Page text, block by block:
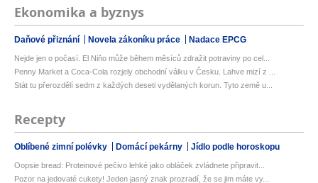
Ekonomika a byznys
Daňové přiznání Novela zákoníku práce Nadace EPCG
Nejde jen o počasí. El Niňo může během měsíců zdražit potraviny po cel...
Penny Market a Coca-Cola rozjely obchodní válku v Česku. Lahve mizí z ...
Stát tu přerozdělí sedm z každých deseti vydělaných korun. Tyto země u...
Recepty
Oblíbené zimní polévky Domácí pekárny Jídlo podle horoskopu
Oopsie bread: Proteinové pečivo lehké jako obláček zvládnete připravit...
Pozor na jedovaté cukety! Jeden jasný znak prozradí, že se jim máte vy...